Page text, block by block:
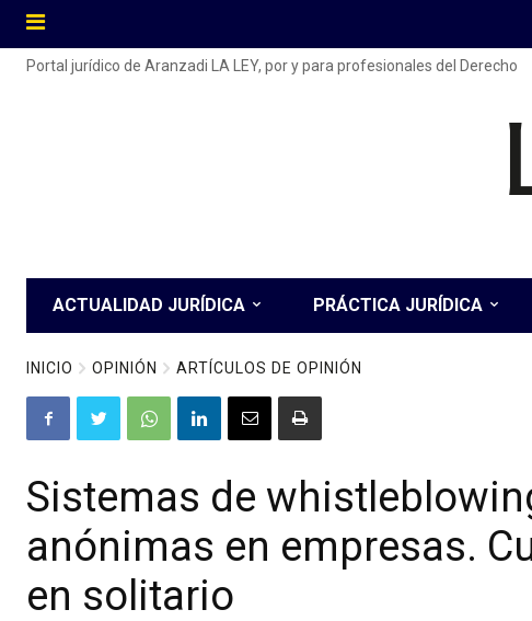
Portal jurídico de Aranzadi LA LEY, por y para profesionales del Derecho
ACTUALIDAD JURÍDICA PRÁCTICA JURÍDICA
INICIO OPINIÓN ARTÍCULOS DE OPINIÓN
Sistemas de
anónimas en empresas.
en solitario